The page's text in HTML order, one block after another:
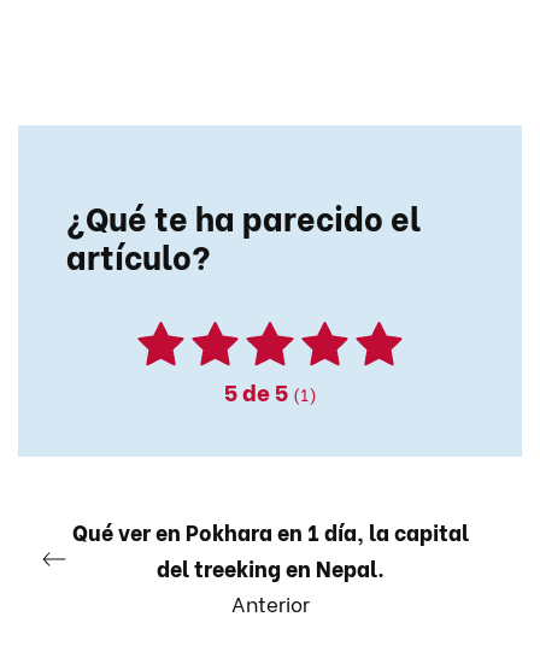
¿Qué te ha parecido el
artículo?
5de 5 (1)
Qué ver en Pokhara en 1 día, la capital
del treeking en Nepal.
Anterior